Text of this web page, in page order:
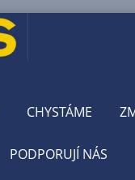
CHYSTÁME
PODPORUJÍ NÁS